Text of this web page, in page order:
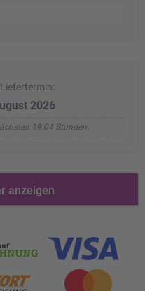
2026
19:04 Stunden.
anzeigen